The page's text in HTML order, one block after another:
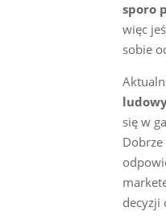
sporo
więc
sobie
się w
decyzji